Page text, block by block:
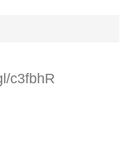
c3fbhR